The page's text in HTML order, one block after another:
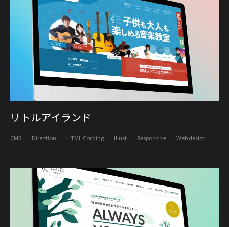
リトルアイランド
CMS Direction HTML Cording illust Responsive Web design